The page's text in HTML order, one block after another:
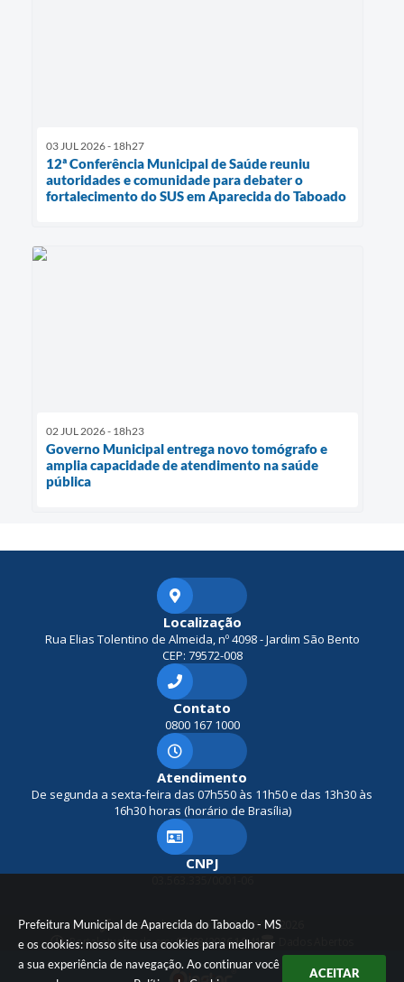
Prefeitura Municipal de Aparecida do Taboado - MS
e os cookies: nosso site usa cookies para melhorar
a sua experiência de navegação. Ao continuar você
ACEITAR
03 JUL 2026 - 18h27
12ª Conferência Municipal de Saúde reuniu
autoridades e comunidade para debater o
fortalecimento do SUS em Aparecida do Taboado
02 JUL 2026 - 18h23
Governo Municipal entrega novo tomógrafo e
amplia capacidade de atendimento na saúde
pública
Localização
Rua Elias Tolentino de Almeida, nº 4098 - Jardim São Bento
CEP: 79572-008
Contato
0800 167 1000
Atendimento
De segunda a sexta-feira das 07h550 às 11h50 e das 13h30 às
16h30 horas (horário de Brasília)
CNPJ
Versão do Sistema:3.5.3 - 19/06/2026
Portal atualizado em:07/08/2026 10:41